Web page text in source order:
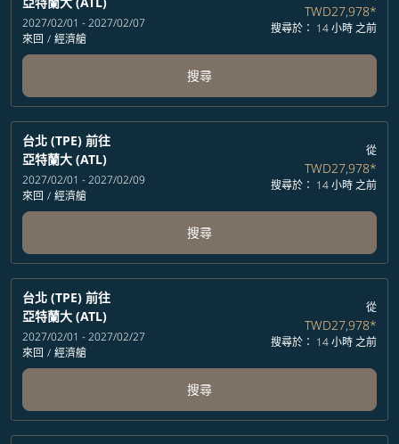
2027/02/01 - 2027/02/07
來回 / 經濟艙
TWD27,978*
搜尋於： 14 小時 之前
搜尋
台北 (TPE) 前往
亞特蘭大 (ATL)
2027/02/01 - 2027/02/09
來回 / 經濟艙
從
TWD27,978*
搜尋於： 14 小時 之前
搜尋
台北 (TPE) 前往
亞特蘭大 (ATL)
2027/02/01 - 2027/02/27
來回 / 經濟艙
從
TWD27,978*
搜尋於： 14 小時 之前
搜尋